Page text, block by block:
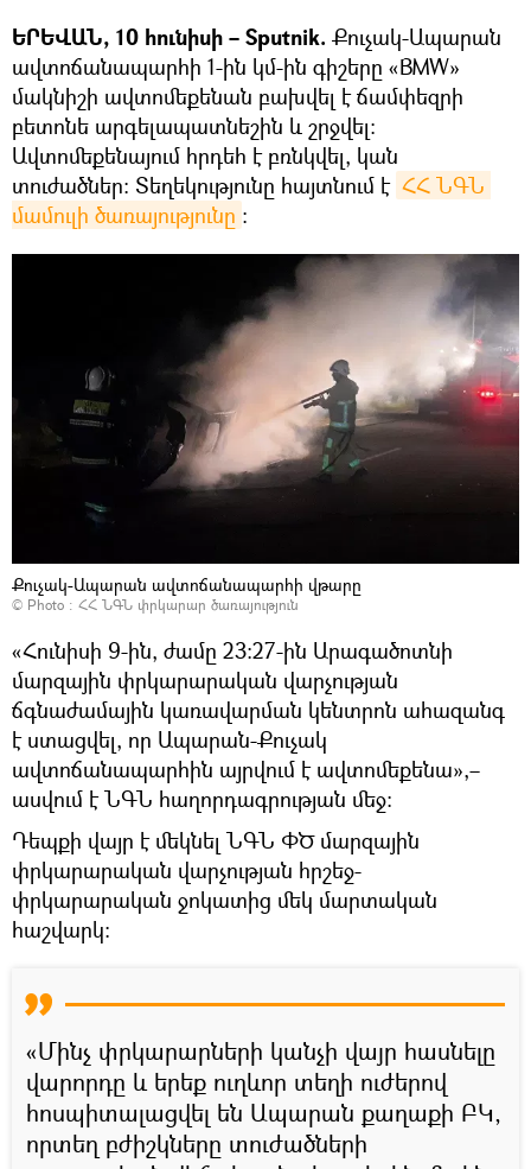
ԵՐԵՎԱՆ, 10 հունիսի – Sputnik. Քուչակ-Ապարան
ավտոճանապարհի 1-ին կմ-ին գիշերը «BMW»
մակնիշի ավտոմեքենան բախվել է ճամփեզրի
բետոնե արգելապատնեշին և շրջվել։
Ավտոմեքենայում հրդեհ է բռնկվել, կան
տուժածներ։ Տեղեկությունը հայտնում է ՀՀ ՆԳՆ
մամուլի ծառայությունը ։
Քուչակ-Ապարան ավտոճանապարհի վթարը
© Photo : ՀՀ ՆԳՆ փրկարար ծառայություն
«Հունիսի 9-ին, ժամը 23։27-ին Արագածոտնի
մարզային փրկարարական վարչության
ճգնաժամային կառավարման կենտրոն ահազանգ
է ստացվել, որ Ապարան-Քուչակ
ավտոճանապարհին այրվում է ավտոմեքենա»,–
ասվում է ՆԳՆ հաղորդագրության մեջ:
Դեպքի վայր է մեկնել ՆԳՆ ՓԾ մարզային
փրկարարական վարչության հրշեջ-
փրկարարական ջոկատից մեկ մարտական
հաշվարկ։
«Մինչ փրկարարների կանչի վայր հասնելը
վարորդը և երեք ուղևոր տեղի ուժերով
հոսպիտալացվել են Ապարան քաղաքի ԲԿ,
որտեղ բժիշկները տուժածների